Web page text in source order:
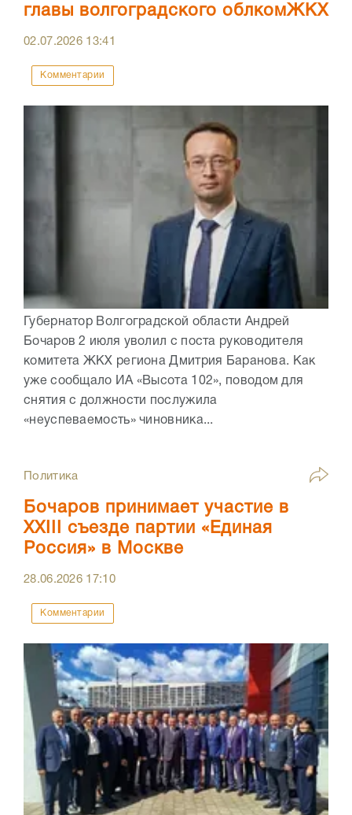
главы волгоградского облкомЖКХ
02.07.2026 13:41
Комментарии
Губернатор Волгоградской области Андрей
Бочаров 2 июля уволил с поста руководителя
комитета ЖКХ региона Дмитрия Баранова. Как
уже сообщало ИА «Высота 102», поводом для
снятия с должности послужила
«неуспеваемость» чиновника...
Политика
Бочаров принимает участие в
XXIII съезде партии «Единая
Россия» в Москве
28.06.2026 17:10
Комментарии